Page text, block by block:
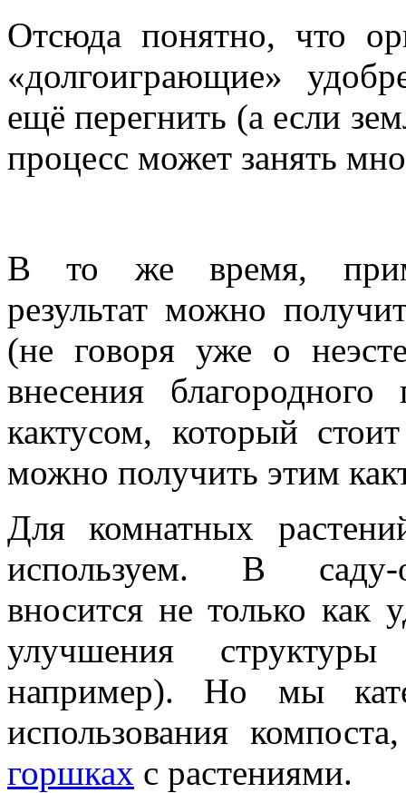
Отсюда понятно, что
«долгоиграющие»
ещё перегнить (а если
процесс может занять
В то же время,
результат можно
(не говоря уже о
внесения
кактусом, который
можно получить этим
Для комнатных
используем. В саду-
вносится не только как
улучшения
например). Но мы
использования
горшках с растениями.